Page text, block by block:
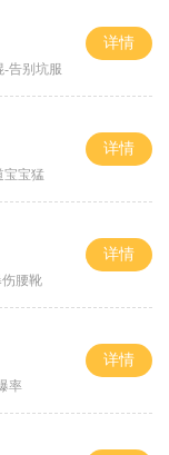
-告别坑服
详情
宝宝猛
详情
腰靴
详情
率
详情